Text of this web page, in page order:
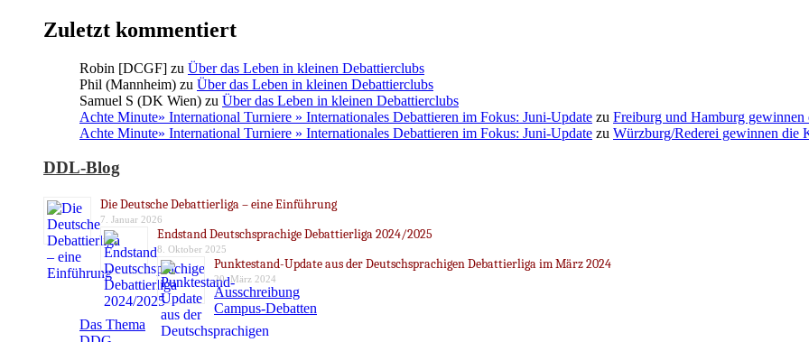
Zuletzt kommentiert
Robin [DCGF] zu Über das Leben in kleinen Debattierclubs
Phil (Mannheim) zu Über das Leben in kleinen Debattierclubs
Samuel S (DK Wien) zu Über das Leben in kleinen Debattierclubs
Achte Minute» International Turniere » Internationales Debattieren im Fokus: Juni-Update zu Freiburg und Hamburg gewinnen
Achte Minute» International Turniere » Internationales Debattieren im Fokus: Juni-Update zu Würzburg/Rederei gewinnen die
DDL-Blog
Die Deutsche Debattierliga – eine Einführung
7. Januar 2026
Endstand Deutschsprachige Debattierliga 2024/2025
8. Oktober 2025
Punktestand-Update aus der Deutschsprachigen Debattierliga im März 2024
20. März 2024
Ausschreibung
Campus-Debatten
Das Thema